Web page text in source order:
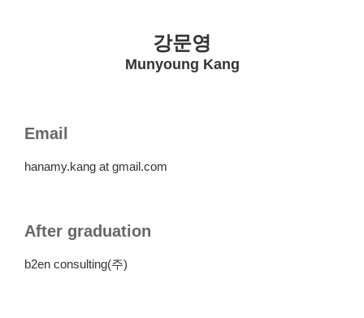
강문영
Munyoung Kang
Email
hanamy.kang at gmail.com
After graduation
b2en consulting(주)